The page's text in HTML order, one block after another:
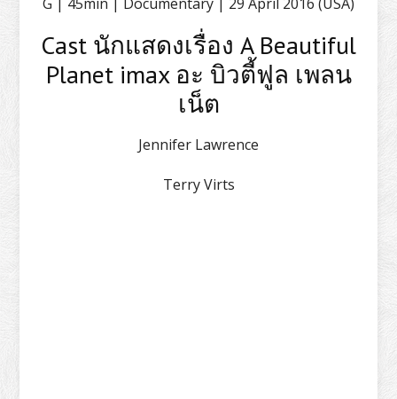
Cast นักแสดงเรื่อง A Beautiful
Planet imax อะ บิวตี้ฟูล เพลน
เน็ต
Jennifer Lawrence
Terry Virts